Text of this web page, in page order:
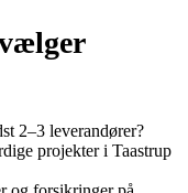
2–3 leverandører?
projekter i Taastrup